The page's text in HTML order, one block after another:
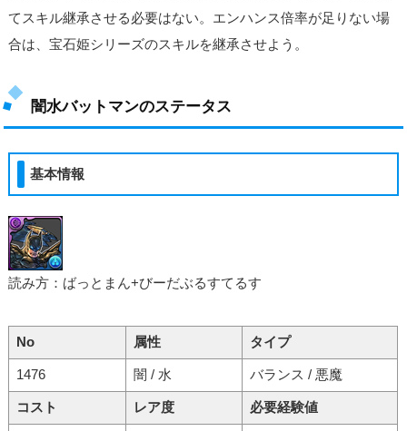
てスキル継承させる必要はない。エンハンス倍率が足りない場
合は、宝石姫シリーズのスキルを継承させよう。
闇水バットマンのステータス
基本情報
読み方：ばっとまん+びーだぶるすてるす
No 属性 タイプ
1476 闇 / 水 バランス / 悪魔
コスト レア度 必要経験値